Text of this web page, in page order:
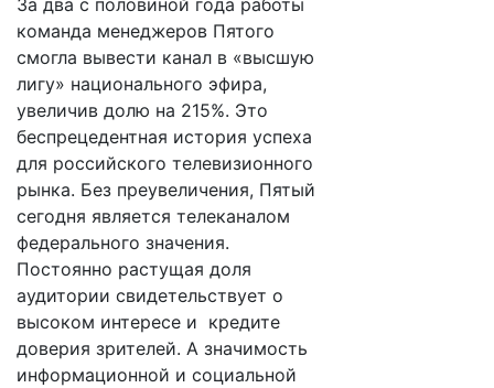
За два с половиной года работы
команда менеджеров Пятого
смогла вывести канал в «высшую
лигу» национального эфира,
увеличив долю на 215%. Это
беспрецедентная история успеха
для российского телевизионного
рынка. Без преувеличения, Пятый
сегодня является телеканалом
федерального значения.
Постоянно растущая доля
аудитории свидетельствует о
высоком интересе и кредите
доверия зрителей. А значимость
информационной и социальной